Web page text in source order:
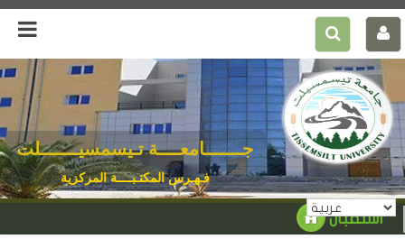
جـــــــامعــــة تـيسمسيـــــــلت
فـهـرس المكتـبــــة المركزية
استقبال